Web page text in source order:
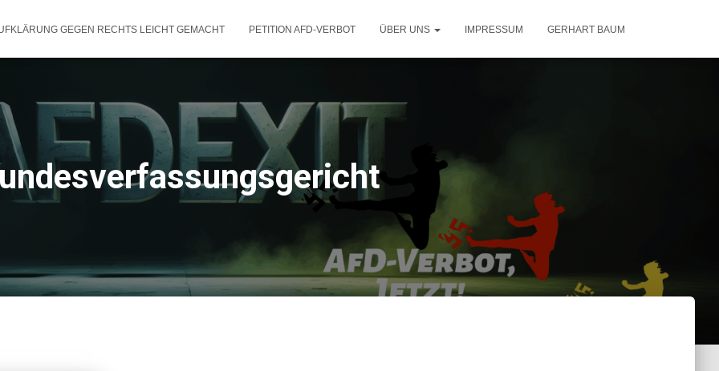
GEGEN RECHTS LEICHT GEMACHT PETITION AFD-VERBOT ÜBER UNS IMPRESSUM GERHART BAUM